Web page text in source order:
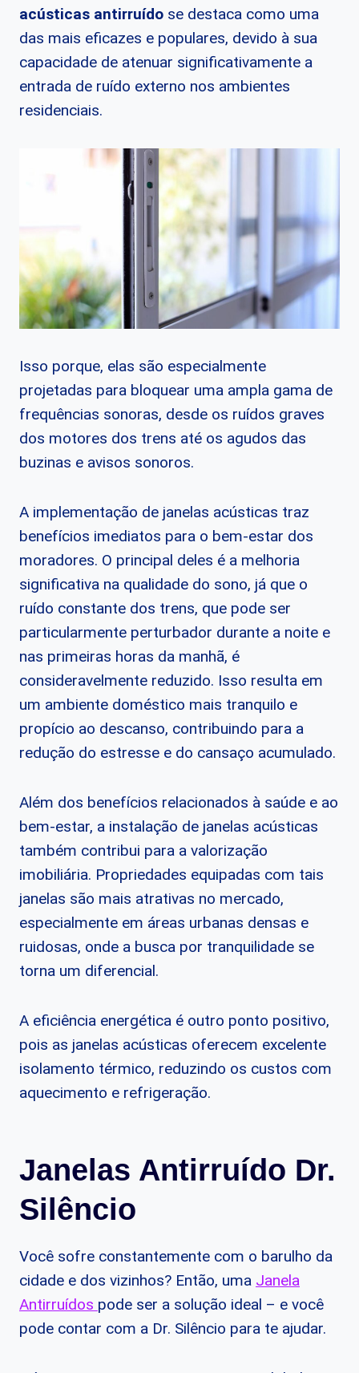
acústicas antirruído se destaca como uma
das mais eficazes e populares, devido à sua
capacidade de atenuar significativamente a
entrada de ruído externo nos ambientes
residenciais.
Isso porque, elas são especialmente
projetadas para bloquear uma ampla gama de
frequências sonoras, desde os ruídos graves
dos motores dos trens até os agudos das
buzinas e avisos sonoros.
A implementação de janelas acústicas traz
benefícios imediatos para o bem-estar dos
moradores. O principal deles é a melhoria
significativa na qualidade do sono, já que o
ruído constante dos trens, que pode ser
particularmente perturbador durante a noite e
nas primeiras horas da manhã, é
consideravelmente reduzido. Isso resulta em
um ambiente doméstico mais tranquilo e
propício ao descanso, contribuindo para a
redução do estresse e do cansaço acumulado.
Além dos benefícios relacionados à saúde e ao
bem-estar, a instalação de janelas acústicas
também contribui para a valorização
imobiliária. Propriedades equipadas com tais
janelas são mais atrativas no mercado,
especialmente em áreas urbanas densas e
ruidosas, onde a busca por tranquilidade se
torna um diferencial.
A eficiência energética é outro ponto positivo,
pois as janelas acústicas oferecem excelente
isolamento térmico, reduzindo os custos com
aquecimento e refrigeração.
Janelas Antirruído Dr.
Silêncio
Você sofre constantemente com o barulho da
cidade e dos vizinhos? Então, uma Janela
Antirruídos pode ser a solução ideal – e você
pode contar com a Dr. Silêncio para te ajudar.